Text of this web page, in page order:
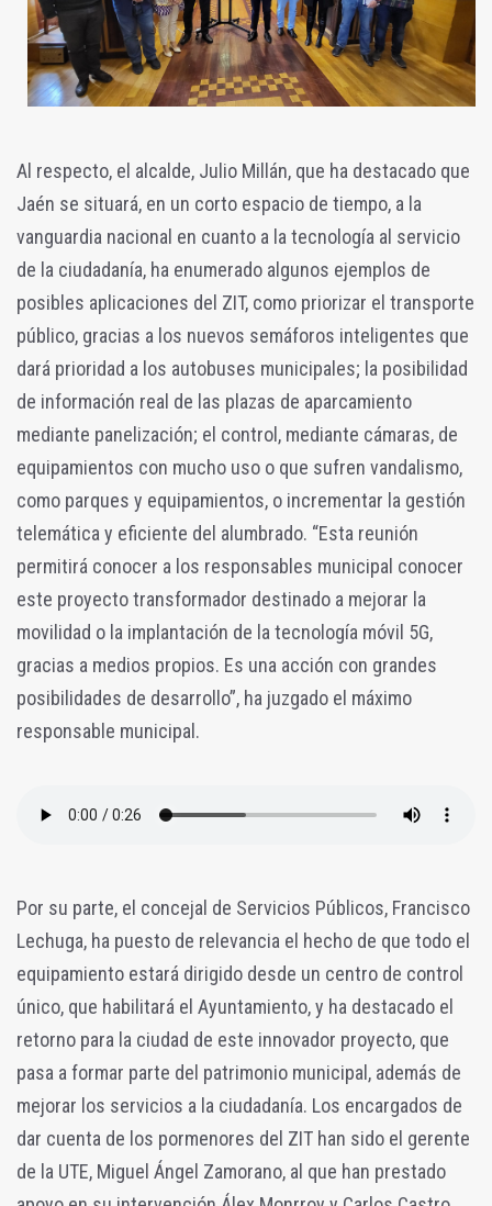
Al respecto, el alcalde, Julio Millán, que ha destacado que
Jaén se situará, en un corto espacio de tiempo, a la
vanguardia nacional en cuanto a la tecnología al servicio
de la ciudadanía, ha enumerado algunos ejemplos de
posibles aplicaciones del ZIT, como priorizar el transporte
público, gracias a los nuevos semáforos inteligentes que
dará prioridad a los autobuses municipales; la posibilidad
de información real de las plazas de aparcamiento
mediante panelización; el control, mediante cámaras, de
equipamientos con mucho uso o que sufren vandalismo,
como parques y equipamientos, o incrementar la gestión
telemática y eficiente del alumbrado. “Esta reunión
permitirá conocer a los responsables municipal conocer
este proyecto transformador destinado a mejorar la
movilidad o la implantación de la tecnología móvil 5G,
gracias a medios propios. Es una acción con grandes
posibilidades de desarrollo”, ha juzgado el máximo
responsable municipal.
Por su parte, el concejal de Servicios Públicos, Francisco
Lechuga, ha puesto de relevancia el hecho de que todo el
equipamiento estará dirigido desde un centro de control
único, que habilitará el Ayuntamiento, y ha destacado el
retorno para la ciudad de este innovador proyecto, que
pasa a formar parte del patrimonio municipal, además de
mejorar los servicios a la ciudadanía. Los encargados de
dar cuenta de los pormenores del ZIT han sido el gerente
de la UTE, Miguel Ángel Zamorano, al que han prestado